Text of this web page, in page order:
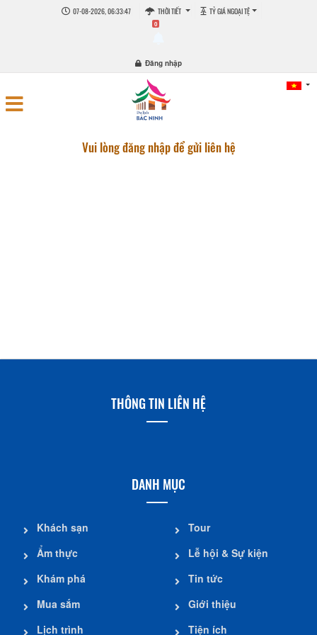
07-08-2026, 06:33:47 THỜI TIẾT TỶ GIÁ NGOẠI TỆ
0
Đăng nhập
Vui lòng đăng nhập để gửi liên hệ
THÔNG TIN LIÊN HỆ
DANH MỤC
Khách sạn
Ẩm thực
Khám phá
Mua sắm
Lịch trình
Tour
Lễ hội & Sự kiện
Tin tức
Giới thiệu
Tiện ích